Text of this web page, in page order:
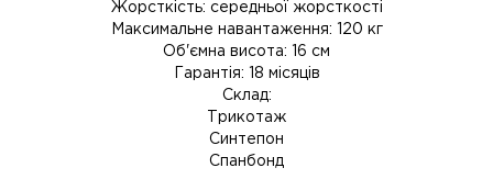
Жорсткість: середньої жорсткості
Максимальне навантаження: 120 кг
Об'ємна висота: 16 см
Гарантія: 18 місяців
Склад:
Трикотаж
Синтепон
Спанбонд